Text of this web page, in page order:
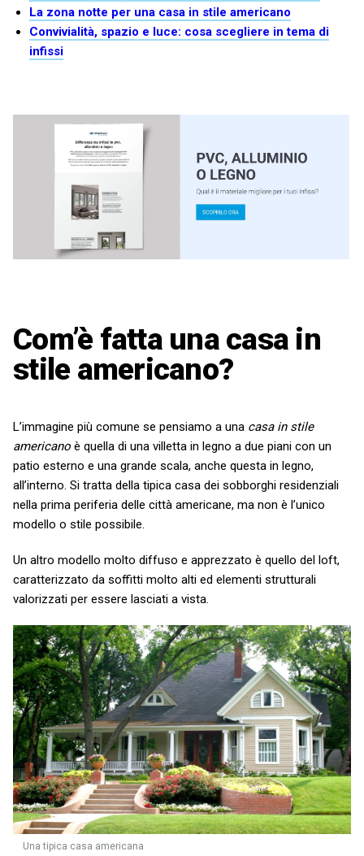
La zona notte per una casa in stile americano
Convivialità, spazio e luce: cosa scegliere in tema di
infissi
Com’è fatta una casa in
stile americano?
L’immagine più comune se pensiamo a una casa in stile
americano è quella di una villetta in legno a due piani con un
patio esterno e una grande scala, anche questa in legno,
all’interno. Si tratta della tipica casa dei sobborghi residenziali
nella prima periferia delle città americane, ma non è l’unico
modello o stile possibile.
Un altro modello molto diffuso e apprezzato è quello del loft,
caratterizzato da soffitti molto alti ed elementi strutturali
valorizzati per essere lasciati a vista.
Una tipica casa americana